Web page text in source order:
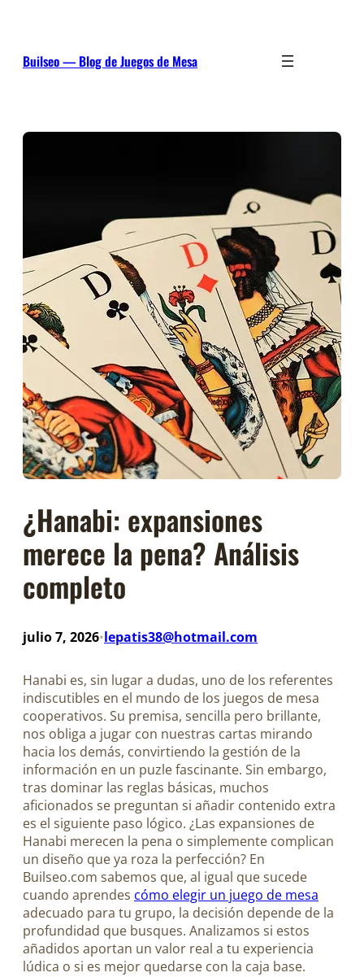
Builseo — Blog de Juegos de Mesa
¿Hanabi: expansiones
merece la pena? Análisis
completo
julio 7, 2026•lepatis38@hotmail.com
Hanabi es, sin lugar a dudas, uno de los referentes
indiscutibles en el mundo de los juegos de mesa
cooperativos. Su premisa, sencilla pero brillante,
nos obliga a jugar con nuestras cartas mirando
hacia los demás, convirtiendo la gestión de la
información en un puzle fascinante. Sin embargo,
tras dominar las reglas básicas, muchos
aficionados se preguntan si añadir contenido extra
es el siguiente paso lógico. ¿Las expansiones de
Hanabi merecen la pena o simplemente complican
un diseño que ya roza la perfección? En
Builseo.com sabemos que, al igual que sucede
cuando aprendes cómo elegir un juego de mesa
adecuado para tu grupo, la decisión depende de la
profundidad que busques. Analizamos si estos
añadidos aportan un valor real a tu experiencia
lúdica o si es mejor quedarse con la caja base.